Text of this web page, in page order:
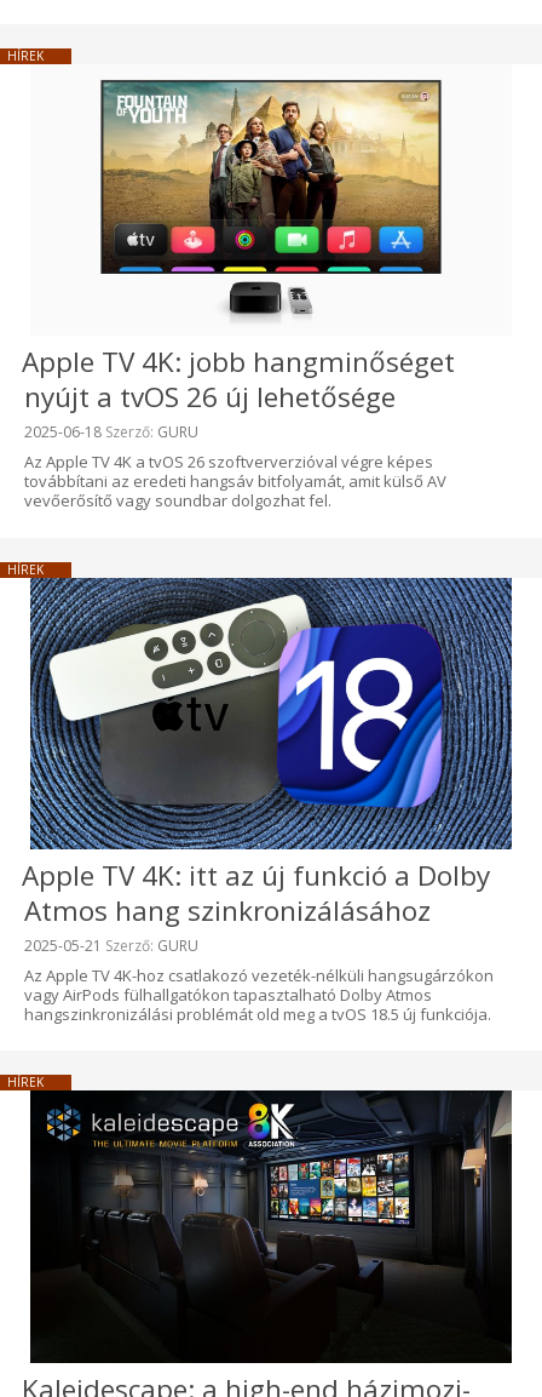
HÍREK
Apple TV 4K: jobb hangminőséget
nyújt a tvOS 26 új lehetősége
Beküldve:
2025-06-18 Szerző: GURU
Az Apple TV 4K a tvOS 26 szoftververzióval végre képes
továbbítani az eredeti hangsáv bitfolyamát, amit külső AV
vevőerősítő vagy soundbar dolgozhat fel.
HÍREK
Apple TV 4K: itt az új funkció a Dolby
Atmos hang szinkronizálásához
Beküldve:
2025-05-21 Szerző: GURU
Az Apple TV 4K-hoz csatlakozó vezeték-nélküli hangsugárzókon
vagy AirPods fülhallgatókon tapasztalható Dolby Atmos
hangszinkronizálási problémát old meg a tvOS 18.5 új funkciója.
HÍREK
Kaleidescape: a high-end házimozi-